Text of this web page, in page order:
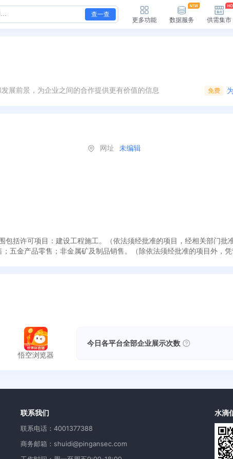
查一查
更多功能 数据服务 供需集市
展前景，为企业之间的合作提供更有价值的信息 免费 为
网址 未编辑
括许可项目：建设工程施工。（依法须经批准的项目，经相关部门批
五金产品零售；非金属矿及制品销售。（除依法须经批准的项目外，凭
悟空浏览器
今日各平台全部企业展示次数
联系我们
联系电话：4001377388
商务邮箱：shuidi@pingansec.com
水滴